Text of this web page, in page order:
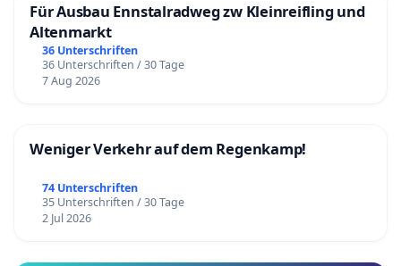
Für Ausbau Ennstalradweg zw Kleinreifling und
Altenmarkt
36 Unterschriften
36 Unterschriften / 30 Tage
7 Aug 2026
Weniger Verkehr auf dem Regenkamp!
74 Unterschriften
35 Unterschriften / 30 Tage
2 Jul 2026